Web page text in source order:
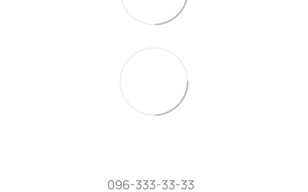
096-333-33-33